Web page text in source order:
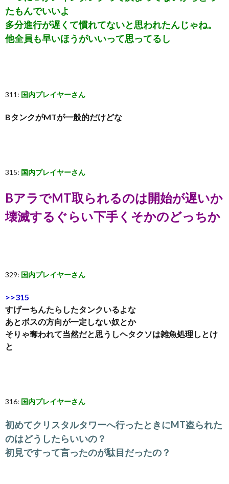
たもんでいいよ
多分進行が遅くて慣れてないと思われたんじゃね。
他全員も早いほうがいいって思ってるし
311: 国内プレイヤーさん
BタンクがMTが一般的だけどな
315: 国内プレイヤーさん
BアラでMT取られるのは開始が遅いか
壊滅するぐらい下手くそかのどっちか
329: 国内プレイヤーさん
>>315
すげーちんたらしたタンクいるよな
あとボスの方向が一定しない奴とか
そりゃ奪われて当然だと思うしヘタクソは雑魚処理しとけ
と
316: 国内プレイヤーさん
初めてクリスタルタワーへ行ったときにMT盗られた
のはどうしたらいいの？
初見ですって言ったのが駄目だったの？